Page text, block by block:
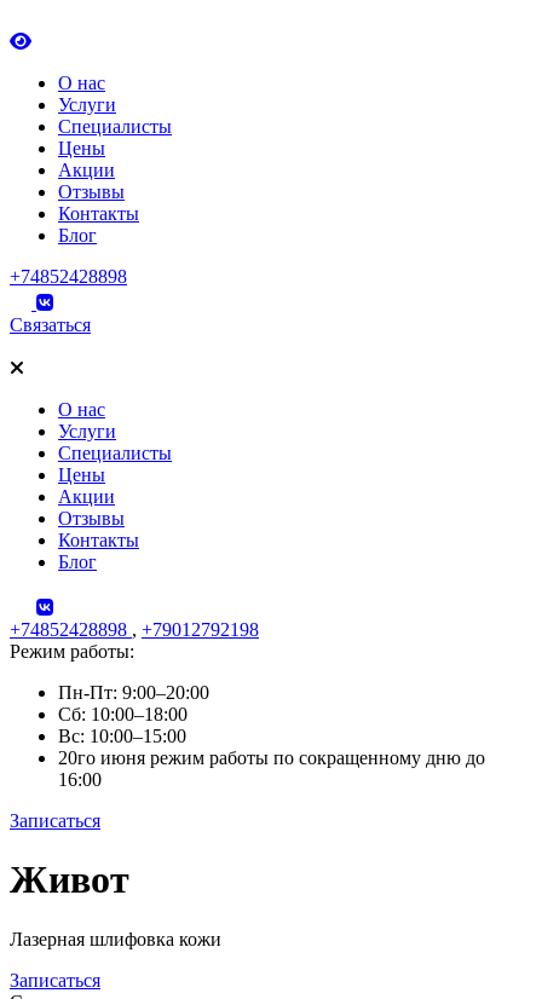
О нас
Услуги
Специалисты
Цены
Акции
Отзывы
Контакты
Блог
+74852428898
Связаться
О нас
Услуги
Специалисты
Цены
Акции
Отзывы
Контакты
Блог
+74852428898 , +79012792198
Режим работы:
Пн-Пт: 9:00–20:00
Сб: 10:00–18:00
Вс: 10:00–15:00
20го июня режим работы по сокращенному дню до
16:00
Записаться
Skip
to
Живот
Лазерная шлифовка кожи
Записаться